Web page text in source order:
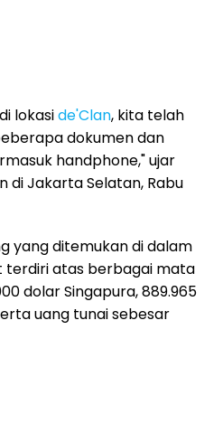
lokaside'Clan, kita telah
dokumen dan
handphone," ujar
di Jakarta Selatan, Rabu
yang ditemukan di dalam
atas berbagai mata
dolar Singapura, 889.965
uang tunai sebesar